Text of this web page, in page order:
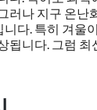
러나 지구 온난
다. 특히 겨울
됩니다. 그럼 최